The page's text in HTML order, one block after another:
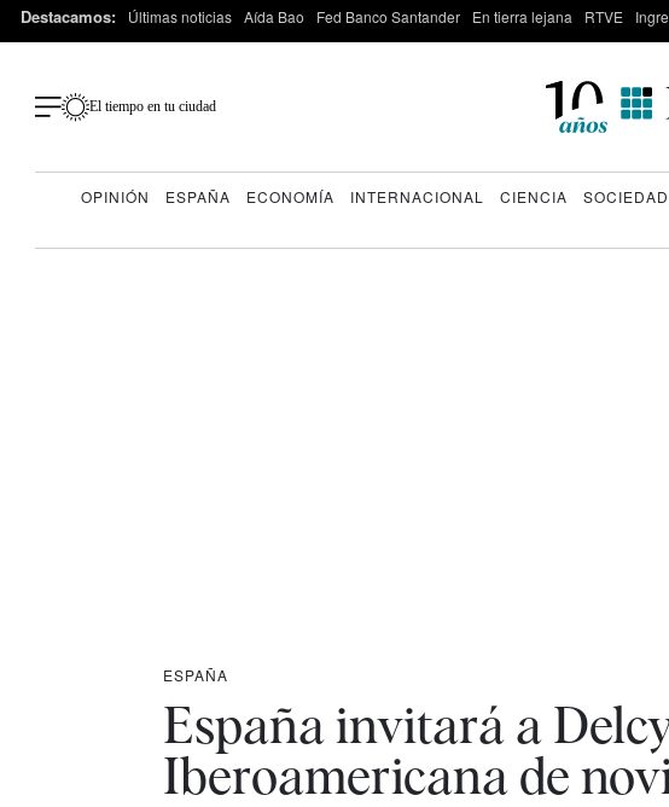
Destacamos: Últimas noticias Aída Bao Fed Banco Santander En tierra lejana RTVE
El tiempo en tu ciudad
OPINIÓN ESPAÑA ECONOMÍA INTERNACIONAL CIENCIA SOCIEDAD
ESPAÑA
España invitará a
Iberoamericana de